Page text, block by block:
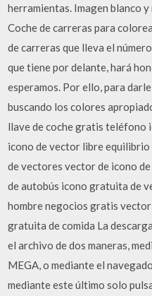
herramientas. Imagen blanco y
Coche de carreras para
de carreras que lleva el
que tiene por delante, hará
esperamos. Por ello, para
buscando los colores
llave de coche gratis teléfono
icono de vector libre
de vectores vector de icono
de autobús icono gratuita de
hombre negocios gratis
gratuita de comida La
el archivo de dos maneras,
MEGA, o mediante el
mediante este último solo